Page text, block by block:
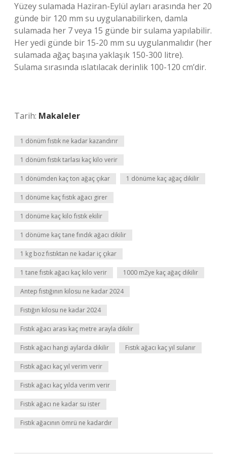
Yüzey sulamada Haziran-Eylül ayları arasında her 20
günde bir 120 mm su uygulanabilirken, damla
sulamada her 7 veya 15 günde bir sulama yapılabilir.
Her yedi günde bir 15-20 mm su uygulanmalıdır (her
sulamada ağaç başına yaklaşık 150-300 litre).
Sulama sırasında ıslatılacak derinlik 100-120 cm’dir.
Tarih: Makaleler
1 dönüm fıstık ne kadar kazandırır
1 dönüm fıstık tarlası kaç kilo verir
1 dönümden kaç ton ağaç çıkar 1 dönüme kaç ağaç dikilir
1 dönüme kaç fıstık ağacı girer
1 dönüme kaç kilo fıstık ekilir
1 dönüme kaç tane fındık ağacı dikilir
1 kg boz fıstıktan ne kadar iç çıkar
1 tane fıstık ağacı kaç kilo verir 1000 m2ye kaç ağaç dikilir
Antep fıstığının kilosu ne kadar 2024
Fıstığın kilosu ne kadar 2024
Fıstık ağacı arası kaç metre arayla dikilir
Fıstık ağacı hangi aylarda dikilir Fıstık ağacı kaç yıl sulanır
Fıstık ağacı kaç yıl verim verir
Fıstık ağacı kaç yılda verim verir
Fıstık ağacı ne kadar su ister
Fıstık ağacının ömrü ne kadardır